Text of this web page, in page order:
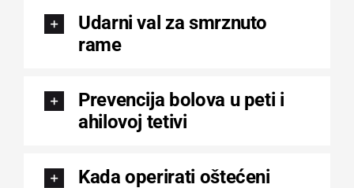
Udarni val za smrznuto
rame
Prevencija bolova u peti i
ahilovoj tetivi
Kada operirati oštećeni